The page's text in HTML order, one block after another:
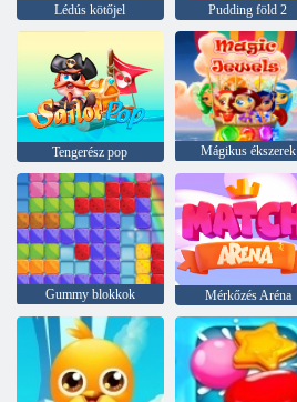
Lédús kötőjel Pudding föld 2
Tengerész pop Mágikus ékszerek
Gummy blokkok Mérkőzés Aréna